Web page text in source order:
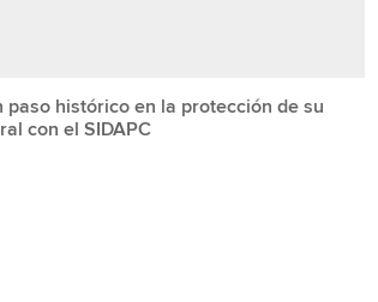
paso histórico en la protección de su
con el SIDAPC